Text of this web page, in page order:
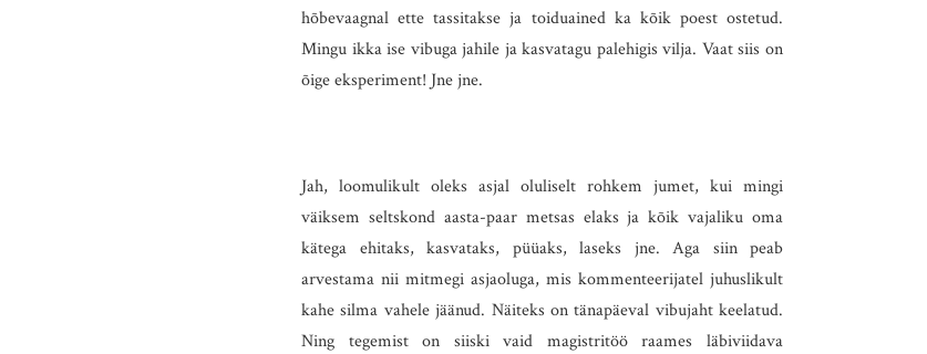
hõbevaagnal ette tassitakse ja toiduained ka kõik poest ostetud.
Mingu ikka ise vibuga jahile ja kasvatagu palehigis vilja. Vaat siis on
õige eksperiment! Jne jne.
Jah, loomulikult oleks asjal oluliselt rohkem jumet, kui mingi
väiksem seltskond aasta-paar metsas elaks ja kõik vajaliku oma
kätega ehitaks, kasvataks, püüaks, laseks jne. Aga siin peab
arvestama nii mitmegi asjaoluga, mis kommenteerijatel juhuslikult
kahe silma vahele jäänud. Näiteks on tänapäeval vibujaht keelatud.
Ning tegemist on siiski vaid magistritöö raames läbiviidava